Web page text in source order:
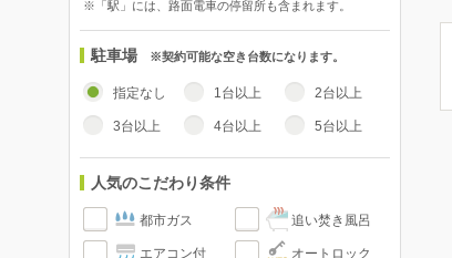
※「駅」には、路面電車の停留所も含まれます。
駐車場 ※契約可能な空き台数になります。
指定なし 1台以上 2台以上
3台以上 4台以上 5台以上
人気のこだわり条件
都市ガス 追い焚き風呂
エアコン付 オートロック